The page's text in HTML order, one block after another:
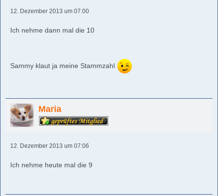
12. Dezember 2013 um 07:00
Ich nehme dann mal die 10
Sammy klaut ja meine Stammzahl
Maria
12. Dezember 2013 um 07:06
Ich nehme heute mal die 9